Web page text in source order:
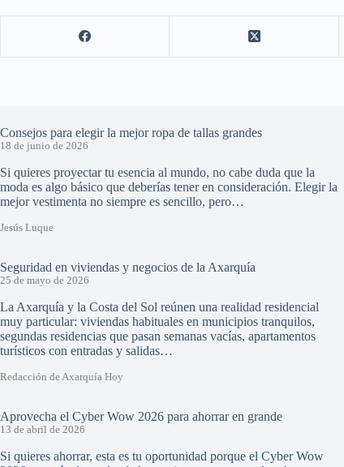
Consejos para elegir la mejor ropa de tallas grandes
18 de junio de 2026
Si quieres proyectar tu esencia al mundo, no cabe duda que la
moda es algo básico que deberías tener en consideración. Elegir la
mejor vestimenta no siempre es sencillo, pero…
Jesús Luque
Seguridad en viviendas y negocios de la Axarquía
25 de mayo de 2026
La Axarquía y la Costa del Sol reúnen una realidad residencial
muy particular: viviendas habituales en municipios tranquilos,
segundas residencias que pasan semanas vacías, apartamentos
turísticos con entradas y salidas…
Redacción de Axarquía Hoy
Aprovecha el Cyber Wow 2026 para ahorrar en grande
13 de abril de 2026
Si quieres ahorrar, esta es tu oportunidad porque el Cyber Wow